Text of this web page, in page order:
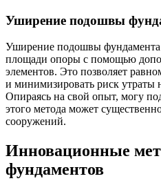
Уширение подошвы
Уширение подошвы фундамента
площади опоры с помощью
элементов. Это позволяет
и минимизировать риск утраты
Опираясь на свой опыт, могу
этого метода может
сооружений.
Инновационные
фундаментов